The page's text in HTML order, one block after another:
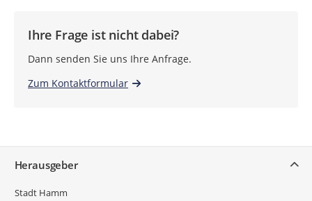
Ihre Frage ist nicht dabei?
Dann senden Sie uns Ihre Anfrage.
Zum Kontaktformular
Herausgeber
Stadt Hamm